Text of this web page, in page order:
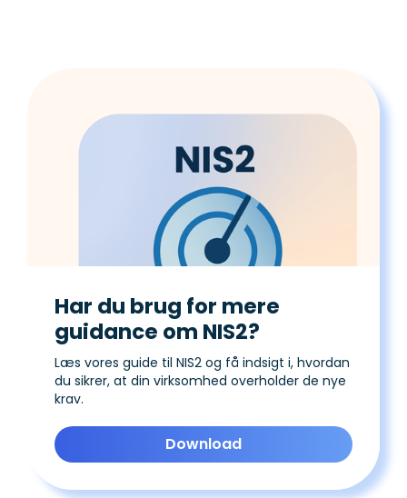
Har du brug for mere
guidance om NIS2?
Læs vores guide til NIS2 og få indsigt i, hvordan
du sikrer, at din virksomhed overholder de nye
krav.
Download